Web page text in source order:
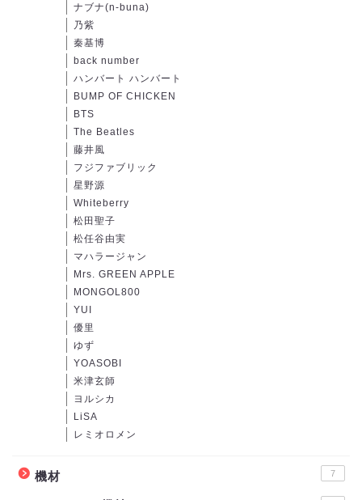
ナブナ(n-buna)
乃紫
秦基博
back number
ハンバート ハンバート
BUMP OF CHICKEN
BTS
The Beatles
藤井風
フジファブリック
星野源
Whiteberry
松田聖子
松任谷由実
マハラージャン
Mrs. GREEN APPLE
MONGOL800
YUI
優里
ゆず
YOASOBI
米津玄師
ヨルシカ
LiSA
レミオロメン
機材 7